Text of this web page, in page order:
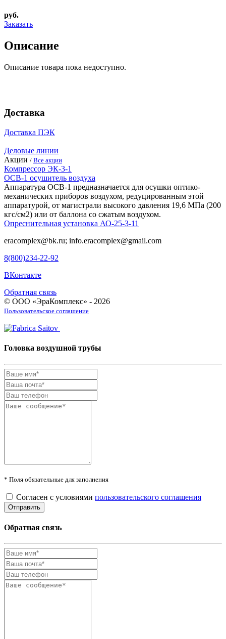
руб.
Заказать
Описание
Описание товара пока недоступно.
Доставка
Доставка ПЭК
Деловые линии
Акции / Все акции
Компрессор ЭК-3-1
ОСВ-1 осушитель воздуха
Аппаратура ОСВ-1 предназначается для осушки оптико-
механических приборов воздухом, редуцированным этой
аппаратурой, от магистрали высокого давления 19,6 МПа (200
кгс/см2) или от баллона со сжатым воздухом.
Опреснительная установка АО-25-3-11
eracomplex@bk.ru; info.eracomplex@gmail.com
8(800)234-22-92
ВКонтакте
Обратная связь
© ООО «ЭраКомплекс» - 2026
Пользовательское соглашение
Головка воздушной трубы
* Поля обязательные для заполнения
Согласен с условиями пользовательского соглашения
Обратная связь